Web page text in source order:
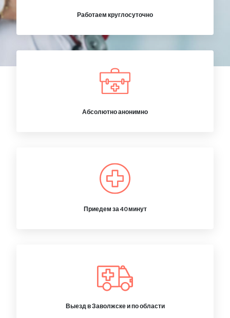
Работаем круглосуточно
Абсолютно анонимно
Приедем за 40 минут
Выезд в Заволжске и по области